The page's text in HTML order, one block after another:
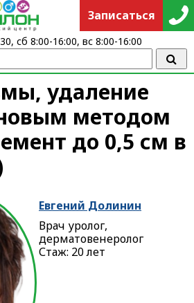
удаление
методом
до 0,5 см в
Евгений Долинин
Врач уролог,
дерматовенеролог
Стаж: 20 лет
Записаться
сб 8:00-16:00, вс 8:00-16:00